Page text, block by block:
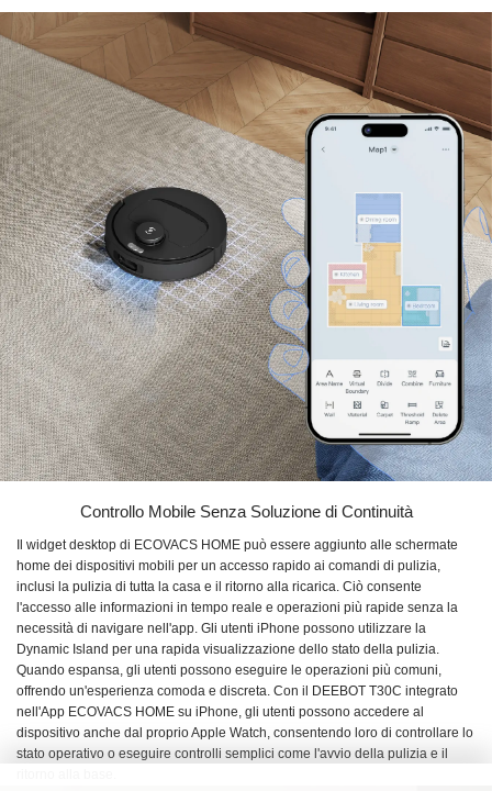
Controllo Mobile Senza Soluzione di Continuità
Il widget desktop di ECOVACS HOME può essere aggiunto alle schermate
home dei dispositivi mobili per un accesso rapido ai comandi di pulizia,
inclusi la pulizia di tutta la casa e il ritorno alla ricarica. Ciò consente
l'accesso alle informazioni in tempo reale e operazioni più rapide senza la
necessità di navigare nell'app. Gli utenti iPhone possono utilizzare la
Dynamic Island per una rapida visualizzazione dello stato della pulizia.
Quando espansa, gli utenti possono eseguire le operazioni più comuni,
offrendo un'esperienza comoda e discreta. Con il DEEBOT T30C integrato
nell'App ECOVACS HOME su iPhone, gli utenti possono accedere al
dispositivo anche dal proprio Apple Watch, consentendo loro di controllare lo
stato operativo o eseguire controlli semplici come l'avvio della pulizia e il